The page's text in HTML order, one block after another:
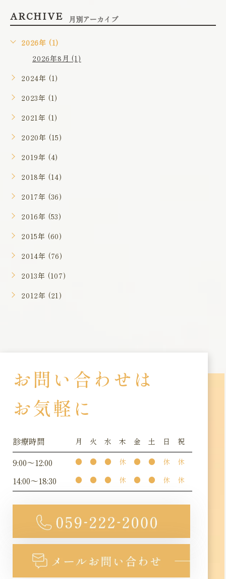
ARCHIVE 月別アーカイブ
2026年 (1)
2026年8月 (1)
2024年 (1)
2023年 (1)
2021年 (1)
2020年 (15)
2019年 (4)
2018年 (14)
2017年 (36)
2016年 (53)
2015年 (60)
2014年 (76)
2013年 (107)
2012年 (21)
お問い合わせは
お気軽に
診療時間 月 火 水 木 金 土 日 祝
9:00～12:00 ● ● ● 休 ● ● 休 休
14:00～18:30 ● ● ● 休 ● ● 休 休